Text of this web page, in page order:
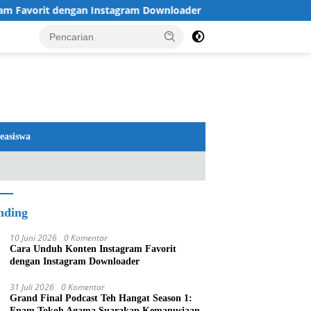
dengan Instagram Downloader
10 Juni 2026 0 Komentar
Cara Unduh Konten Instagram Favorit
dengan Instagram Downloader
31 Juli 2026 0 Komentar
Grand Final Podcast Teh Hangat Season 1: